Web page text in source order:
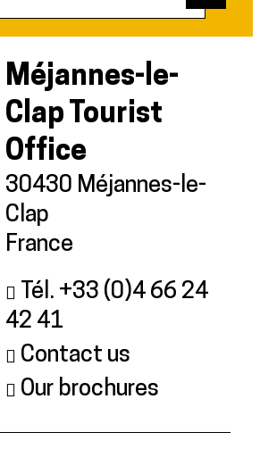
Méjannes-le-
Clap Tourist
Office
30430 Méjannes-le-
Clap
France
Tél. +33 (0)4 66 24
42 41
Contact us
Our brochures